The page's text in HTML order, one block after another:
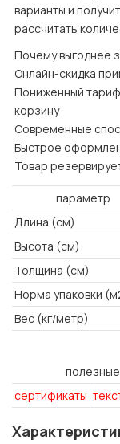
варианты и
рассчитать
Почему выгоднее
Онлайн-скидка
Пониженный
корзину
Современные
Быстрое
Товар
параметр
Длина (см)
Высота (см)
Толщина (см)
Норма упаковки
Вес (кг/метр)
сертификаты